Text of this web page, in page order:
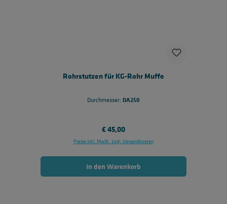
Rohrstutzen für KG-Rohr Muffe
Durchmesser: DA250
Regulärer Preis:
€ 45,00
Preise inkl. MwSt. zzgl. Versandkosten
In den Warenkorb